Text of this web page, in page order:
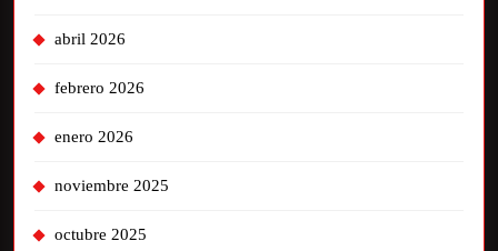
abril 2026
febrero 2026
enero 2026
noviembre 2025
octubre 2025